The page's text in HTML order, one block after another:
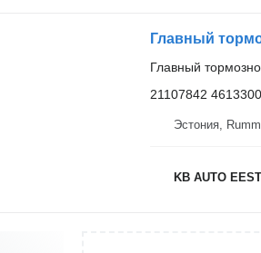
Главный
21107842
Эстония,
KB AUTO